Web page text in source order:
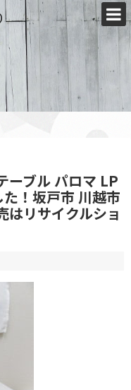
ーブル パロマ LP
！坂戸市 川越市
はリサイクルショ